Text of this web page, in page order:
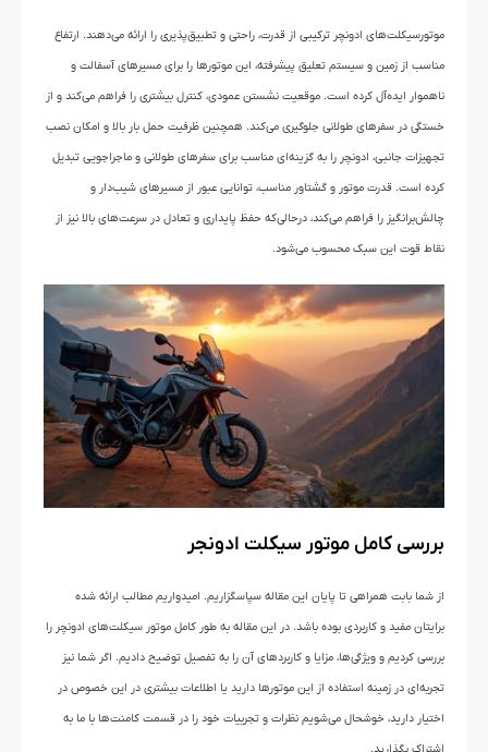
موتورسیکلت‌های ادونچر ترکیبی از قدرت، راحتی و تطبیق‌پذیری را ارائه می‌دهند. ارتفاع
مناسب از زمین و سیستم تعلیق پیشرفته، این موتورها را برای مسیرهای آسفالت و
ناهموار ایده‌آل کرده است. موقعیت نشستن عمودی، کنترل بیشتری را فراهم می‌کند و از
خستگی در سفرهای طولانی جلوگیری می‌کند. همچنین ظرفیت حمل بار بالا و امکان نصب
تجهیزات جانبی، ادونچر را به گزینه‌ای مناسب برای سفرهای طولانی و ماجراجویی تبدیل
کرده است. قدرت موتور و گشتاور مناسب، توانایی عبور از مسیرهای شیب‌دار و
چالش‌برانگیز را فراهم می‌کند، درحالی‌که حفظ پایداری و تعادل در سرعت‌های بالا نیز از
نقاط قوت این سبک محسوب می‌شود.
بررسی کامل موتور سیکلت ادونجر
از شما بابت همراهی تا پایان این مقاله سپاسگزاریم. امیدواریم مطالب ارائه شده
برایتان مفید و کاربردی بوده باشد. در این مقاله به طور کامل موتور سیکلت‌های ادونچر را
بررسی کردیم و ویژگی‌ها، مزایا و کاربردهای آن را به تفصیل توضیح دادیم. اگر شما نیز
تجربه‌ای در زمینه استفاده از این موتورها دارید یا اطلاعات بیشتری در این خصوص در
اختیار دارید، خوشحال می‌شویم نظرات و تجربیات خود را در قسمت کامنت‌ها با ما به